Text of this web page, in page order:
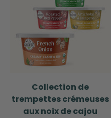
Collection de
trempettes crémeuses
aux noix de cajou